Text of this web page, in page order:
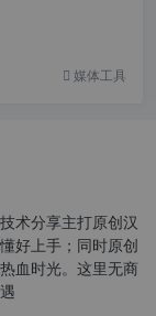
媒体工具
术分享主打原创汉
好上手；同时原创
血时光。这里无商